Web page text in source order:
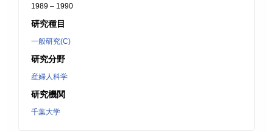
1989 – 1990
研究種目
一般研究(C)
研究分野
産婦人科学
研究機関
千葉大学